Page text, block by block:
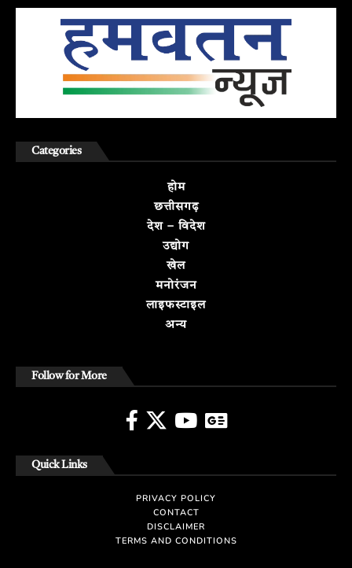
Categories
होम
छत्तीसगढ़
देश – विदेश
उद्योग
खेल
मनोरंजन
लाइफस्टाइल
अन्य
Follow for More
Quick Links
PRIVACY POLICY
CONTACT
DISCLAIMER
TERMS AND CONDITIONS